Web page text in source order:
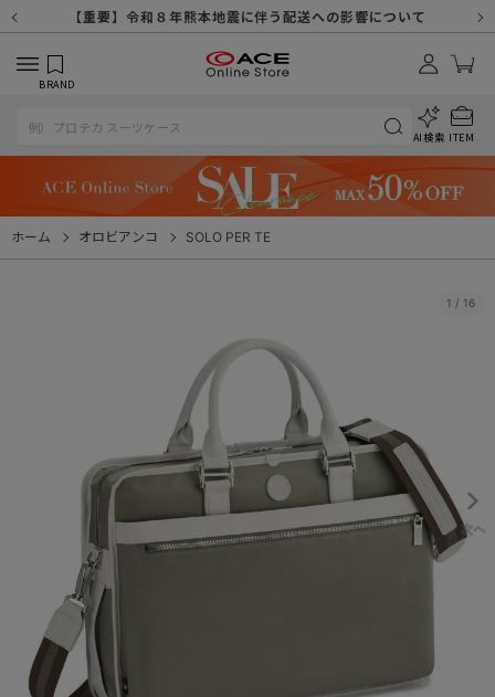
【重要】8/11（火・祝）休業及び配送スケジュールについて
【重要】令和８年熊本地震に伴う配送への影響について
【重要】納品書・領収書ペーパーレス化（電子化）のお知らせ
【重要】天候不良や交通状況・物量増等に伴う配送への影響について
【重要】悪質な詐欺サイトにご注意ください
【重要】各種メールが届かない場合に関しまして
【重要】お問い合わせのご対応に関しまして
【重要】SNSのなりすまし詐欺にご注意ください
BRAND
AI検索 ITEM
ホーム オロビアンコ SOLO PER TE
1 / 16